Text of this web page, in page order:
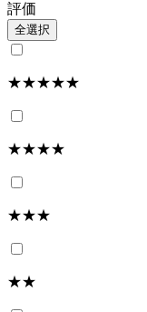
評価
全選択
★★★★★
★★★★
★★★
★★